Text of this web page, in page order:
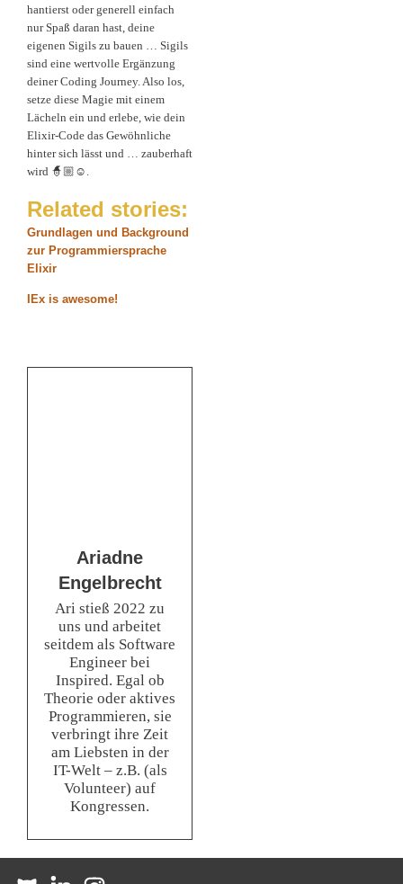
hantierst oder generell einfach
nur Spaß daran hast, deine
eigenen Sigils zu bauen … Sigils
sind eine wertvolle Ergänzung
deiner Coding Journey. Also los,
setze diese Magie mit einem
Lächeln ein und erlebe, wie dein
Elixir-Code das Gewöhnliche
hinter sich lässt und … zauberhaft
wird 🧙🏼☺️.
Related stories:
Grundlagen und Background
zur Programmiersprache
Elixir
IEx is awesome!
Ariadne
Engelbrecht
Ari stieß 2022 zu
uns und arbeitet
seitdem als Software
Engineer bei
Inspired. Egal ob
Theorie oder aktives
Programmieren, sie
verbringt ihre Zeit
am Liebsten in der
IT-Welt – z.B. (als
Volunteer) auf
Kongressen.